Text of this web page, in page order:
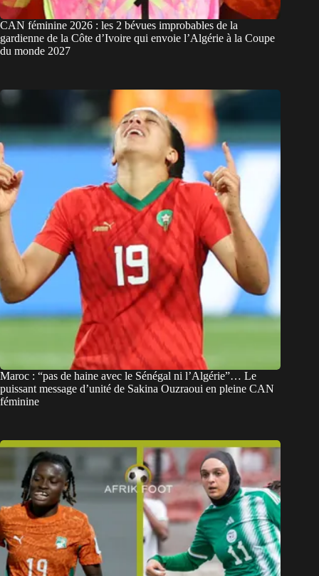
CAN féminine 2026 : les 2 bévues improbables de la
gardienne de la Côte d’Ivoire qui envoie l’Algérie à la Coupe
du monde 2027
Maroc : “pas de haine avec le Sénégal ni l’Algérie”… Le
puissant message d’unité de Sakina Ouzraoui en pleine CAN
féminine